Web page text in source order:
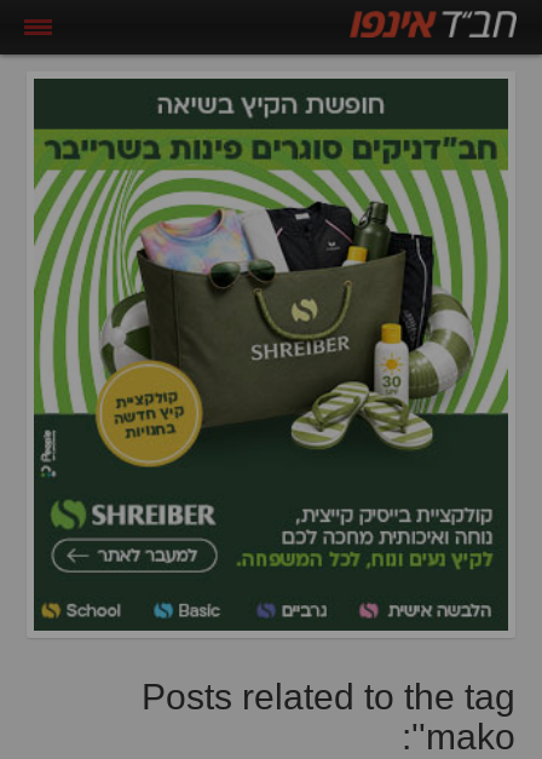
Posts related to the tag
'mako':